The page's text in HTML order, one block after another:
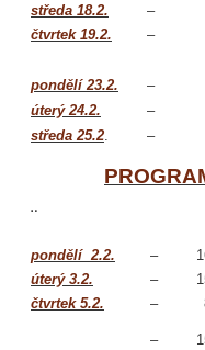
středa 18.2.
–
čtvrtek 19.2.
–
pondělí 23.2.
–
úterý 24.2.
–
středa 25.2
–
¨
pondělí 2.2. –
úterý 3.2.
–
čtvrtek 5.2.
–
–